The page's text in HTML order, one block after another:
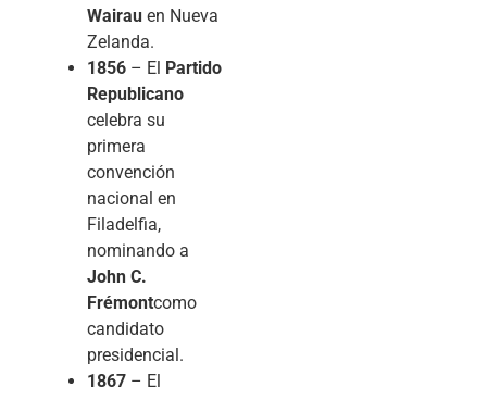
Wairau en Nueva
Zelanda.
1856 – El Partido
Republicano
celebra su
primera
convención
nacional en
Filadelfia,
nominando a
John C.
Frémontcomo
candidato
presidencial.
1867 – El